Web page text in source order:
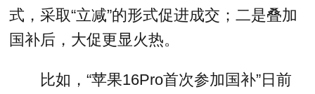
式，采取“立减”的形式促进成交；二是叠加
国补后，大促更显火热。
比如，“苹果16Pro首次参加国补”日前